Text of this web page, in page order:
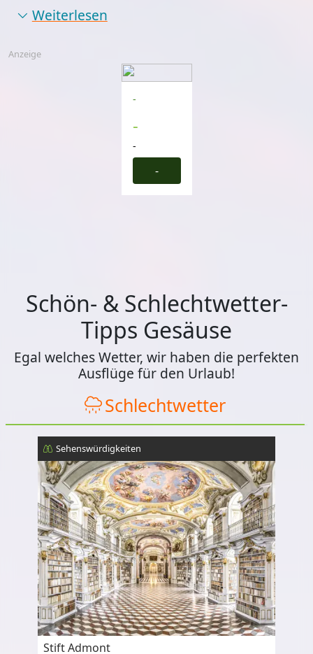
Weiterlesen
Anzeige
-
-
-
-
Schön- & Schlechtwetter-
Tipps Gesäuse
Egal welches Wetter, wir haben die perfekten
Ausflüge für den Urlaub!
Schlechtwetter
Sehenswürdigkeiten
Stift Admont